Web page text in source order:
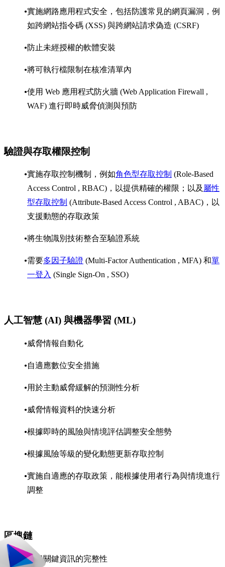
實施網路應用程式安全，包括防護常見的網頁漏洞，例
如跨網站指令碼 (XSS) 與跨網站請求偽造 (CSRF)
防止未經授權的軟體安裝
將可執行檔限制在核准清單內
使用 Web 應用程式防火牆 (Web Application Firewall ,
WAF) 進行即時威脅偵測與預防
驗證與存取權限控制
實施存取控制機制，例如角色型存取控制 (Role-Based
Access Control , RBAC)，以提供精確的權限；以及 屬性
型存取控制 (Attribute-Based Access Control , ABAC)，以
支援動態的存取政策
將生物識別技術整合至驗證系統
需要多因子驗證 (Multi-Factor Authentication , MFA) 和單
一登入 (Single Sign-On , SSO)
人工智慧 (AI) 與機器學習 (ML)
威脅情報自動化
自適應數位安全措施
用於主動威脅緩解的預測性分析
威脅情報資料的快速分析
根據即時的風險與情境評估調整安全態勢
根據風險等級的變化動態更新存取控制
實施自適應的存取政策，能根據使用者行為與情境進行
調整
區塊鏈
確保關鍵資訊的完整性